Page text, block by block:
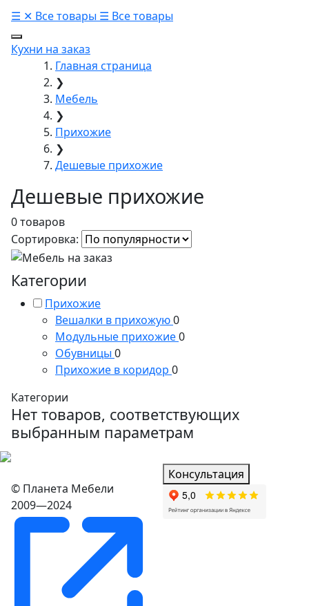
☰ ✕ Все товары ☰ Все товары
Кухни на заказ
Главная страница
❯
Мебель
❯
Прихожие
❯
Дешевые прихожие
Дешевые прихожие
0 товаров
Сортировка:
Категории
Прихожие
Вешалки в прихожую0
Модульные прихожие0
Обувницы 0
Прихожие в коридор 0
Категории
Нет товаров, соответствующих
выбранным параметрам
© Планета Мебели
2009—2024
Консультация